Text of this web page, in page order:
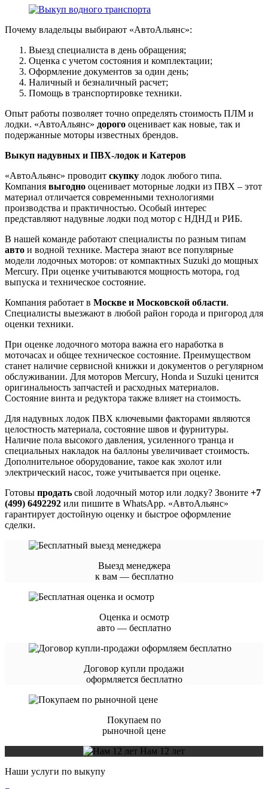
Почему владельцы выбирают «АвтоАльянс»:
Выезд специалиста в день обращения;
Оценка с учетом состояния и комплектации;
Оформление документов за один день;
Наличный и безналичный расчет;
Помощь в транспортировке техники.
Опыт работы позволяет точно определять стоимость ПЛМ и
лодки. «АвтоАльянс» дорого оценивает как новые, так и
подержанные моторы известных брендов.
Выкуп надувных и ПВХ-лодок и Катеров
«АвтоАльянс» проводит скупку лодок любого типа.
Компания выгодно оценивает моторные лодки из ПВХ – этот
материал отличается современными технологиями
производства и практичностью. Особый интерес
представляют надувные лодки под мотор с НДНД и РИБ.
В нашей команде работают специалисты по разным типам
авто и водной технике. Мастера знают все популярные
модели лодочных моторов: от компактных Suzuki до мощных
Mercury. При оценке учитываются мощность мотора, год
выпуска и техническое состояние.
Компания работает в Москве и Московской области.
Специалисты выезжают в любой район города и пригород для
оценки техники.
При оценке лодочного мотора важна его наработка в
моточасах и общее техническое состояние. Преимуществом
станет наличие сервисной книжки и документов о регулярном
обслуживании. Для моторов Mercury, Honda и Suzuki ценится
оригинальность запчастей и расходных материалов.
Состояние винта и редуктора также влияет на стоимость.
Для надувных лодок ПВХ ключевыми факторами являются
целостность материала, состояние швов и фурнитуры.
Наличие пола высокого давления, усиленного транца и
специальных накладок на баллоны увеличивает стоимость.
Дополнительное оборудование, такое как эхолот или
электрический насос, тоже учитывается при оценке.
Готовы продать свой лодочный мотор или лодку? Звоните +7
(499) 6492292 или пишите в WhatsApp. «АвтоАльянс»
гарантирует достойную оценку и быстрое оформление
сделки.
Выезд менеджера
к вам — бесплатно
Оценка и осмотр
авто — бесплатно
Договор купли продажи
оформляется бесплатно
Покупаем по
рыночной цене
Нам 12 лет
Наши услуги по выкупу